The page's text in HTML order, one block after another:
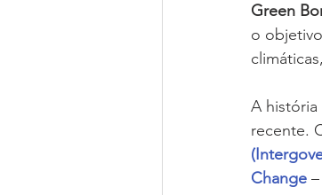
Café e Amigos
Green
o
A
recente.
Change